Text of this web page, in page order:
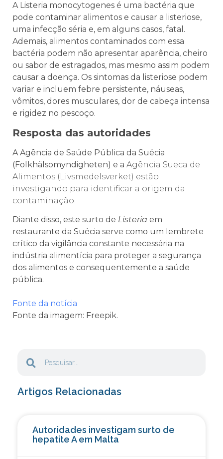
A Listeria monocytogenes é uma bactéria que
pode contaminar alimentos e causar a listeriose,
uma infecção séria e, em alguns casos, fatal.
Ademais, alimentos contaminados com essa
bactéria podem não apresentar aparência, cheiro
ou sabor de estragados, mas mesmo assim podem
causar a doença. Os sintomas da listeriose podem
variar e incluem febre persistente, náuseas,
vômitos, dores musculares, dor de cabeça intensa
e rigidez no pescoço.
Resposta das autoridades
A Agência de Saúde Pública da Suécia
(Folkhälsomyndigheten) e a Agência Sueca de
Alimentos (Livsmedelsverket) estão
investigando para identificar a origem da
contaminação.
Diante disso, este surto de Listeria em
restaurante da Suécia serve como um lembrete
crítico da vigilância constante necessária na
indústria alimentícia para proteger a segurança
dos alimentos e consequentemente a saúde
pública.
Fonte da notícia
Fonte da imagem: Freepik.
Artigos Relacionadas
Autoridades investigam surto de
hepatite A em Malta